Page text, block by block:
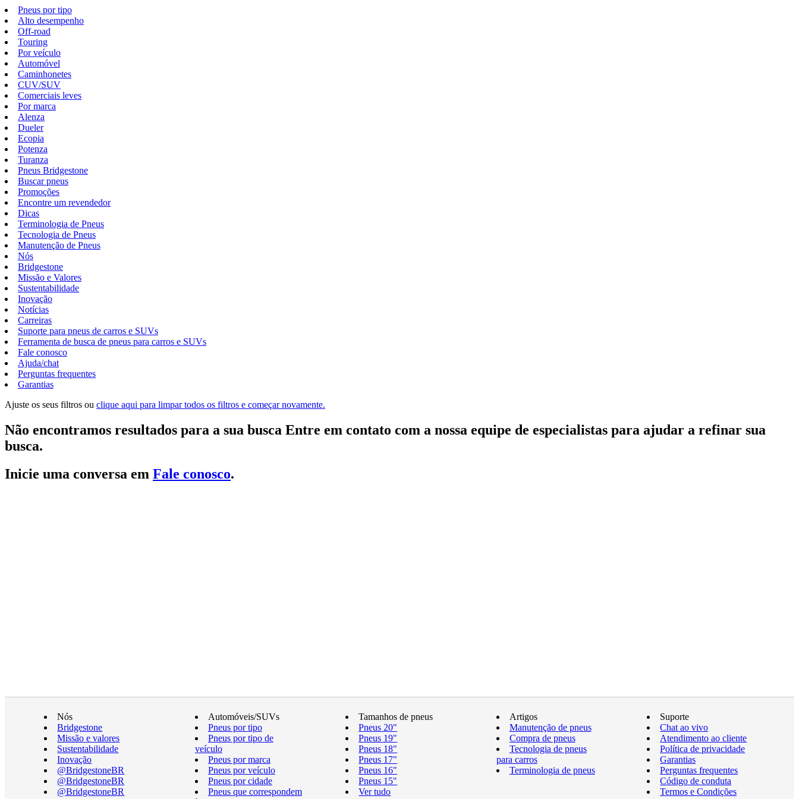
Pneus por tipo
Alto desempenho
Off-road
Touring
Por veículo
Automóvel
Caminhonetes
CUV/SUV
Comerciais leves
Por marca
Alenza
Dueler
Ecopia
Potenza
Turanza
Pneus Bridgestone
Buscar pneus
Promoções
Encontre um revendedor
Dicas
Terminologia de Pneus
Tecnologia de Pneus
Manutenção de Pneus
Nós
Bridgestone
Missão e Valores
Sustentabilidade
Inovação
Notícias
Carreiras
Suporte para pneus de carros e SUVs
Ferramenta de busca de pneus para carros e SUVs
Fale conosco
Ajuda/chat
Perguntas frequentes
Garantias
Ajuste os seus filtros ou clique aqui para limpar todos os filtros e começar novamente.
Não encontramos resultados para a sua busca Entre em contato com a nossa equipe de especialistas para ajudar a refinar sua
busca.
Inicie uma conversa em Fale conosco.
Nós
Bridgestone
Missão e valores
Sustentabilidade
Inovação
@BridgestoneBR
@BridgestoneBR
@BridgestoneBR
Automóveis/SUVs
Pneus por tipo
Pneus por tipo de
veículo
Pneus por marca
Pneus por veículo
Pneus por cidade
Pneus que correspondem
Tamanhos de pneus
Pneus 20"
Pneus 19"
Pneus 18"
Pneus 17"
Pneus 16"
Pneus 15"
Ver tudo
Artigos
Manutenção de pneus
Compra de pneus
Tecnologia de pneus
para carros
Terminologia de pneus
Suporte
Chat ao vivo
Atendimento ao cliente
Política de privacidade
Garantias
Perguntas frequentes
Código de conduta
Termos e Condições